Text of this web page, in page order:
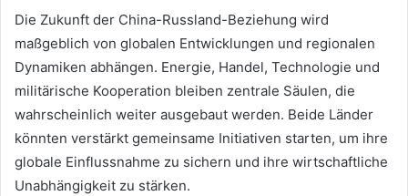
Die Zukunft der China-Russland-Beziehung wird
maßgeblich von globalen Entwicklungen und regionalen
Dynamiken abhängen. Energie, Handel, Technologie und
militärische Kooperation bleiben zentrale Säulen, die
wahrscheinlich weiter ausgebaut werden. Beide Länder
könnten verstärkt gemeinsame Initiativen starten, um ihre
globale Einflussnahme zu sichern und ihre wirtschaftliche
Unabhängigkeit zu stärken.